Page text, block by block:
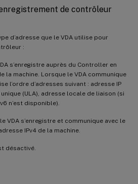
de contrôleur
d’adresse que le VDA utilise pour
:
s’enregistre auprès du Controller en
la machine. Lorsque le VDA communique
l’ordre d’adresses suivant : adresse IP
(ULA), adresse locale de liaison (si
n’est disponible).
VDA s’enregistre et communique avec le
IPv4 de la machine.
désactivé.